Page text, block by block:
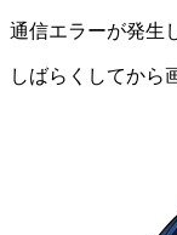
通信エラーが発生
しばらくしてから